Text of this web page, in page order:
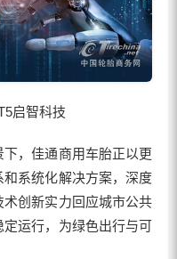
启智科技
，佳通商用车胎正以更
系统化解决方案，深度
创新实力回应城市公共
运行，为绿色出行与可